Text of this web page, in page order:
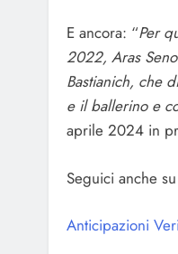
E ancora: “Per
2022, Aras
Bastianich, che
e il ballerino e
aprile 2024 in
Seguici anche su
Anticipazioni